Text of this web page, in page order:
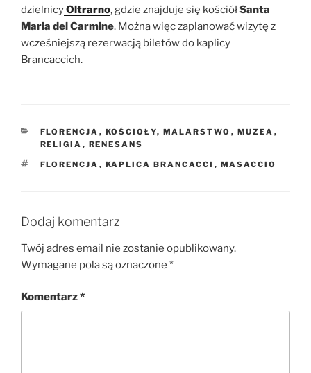
dzielnicyOltrarno, gdzie znajduje się kościółSanta
Maria del Carmine. Można więc zaplanować wizytę z
wcześniejszą rezerwacją biletów do kaplicy
Brancaccich.
KATEGORIE
FLORENCJA , KOŚCIOŁY, MALARSTWO , MUZEA ,
RELIGIA , RENESANS
TAGI
FLORENCJA , KAPLICA BRANCACCI , MASACCIO
Dodaj komentarz
Twój adres email nie zostanie opublikowany.
Wymagane pola są oznaczone *
Komentarz*